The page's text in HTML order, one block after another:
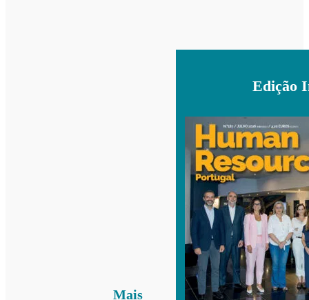
Mais
Edição